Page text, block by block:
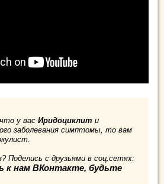
у вас Иридоциклит и
заболевания симптомы, то вам
Поделись с друзьями в соц.сетях:
к нам ВКонтакте, будьте